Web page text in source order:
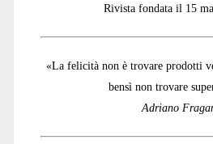
Rivista fondata il 15
«La felicità non è trovare prodotti
bensì non trovare
Adriano